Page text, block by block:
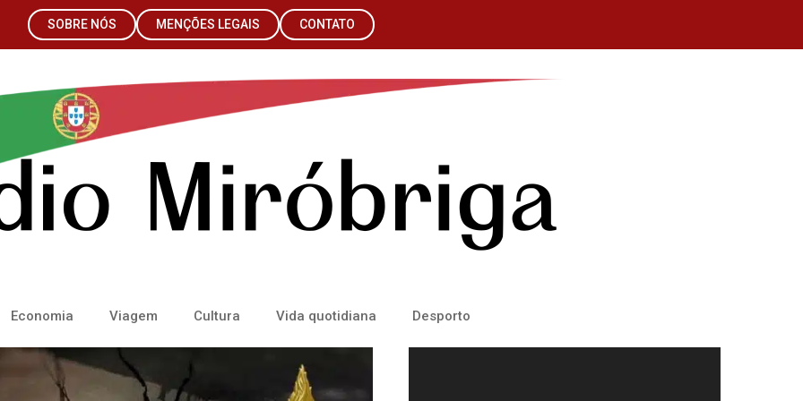
SOBRE NÓS MENÇÕES LEGAIS CONTATO
Economia Viagem Cultura Vida quotidiana Desporto